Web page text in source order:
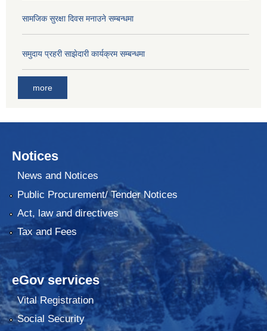
सामजिक सुरक्षा दिवस मनाउने सम्बन्धमा
समुदाय प्रहरी साझेदारी कार्यक्रम सम्बन्धमा
more
Notices
News and Notices
Public Procurement/ Tender Notices
Act, law and directives
Tax and Fees
eGov services
Vital Registration
Social Security